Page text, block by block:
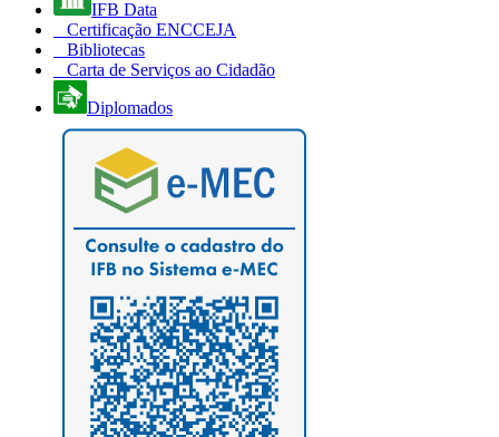
IFB Data
Certificação ENCCEJA
Bibliotecas
Carta de Serviços ao Cidadão
Diplomados